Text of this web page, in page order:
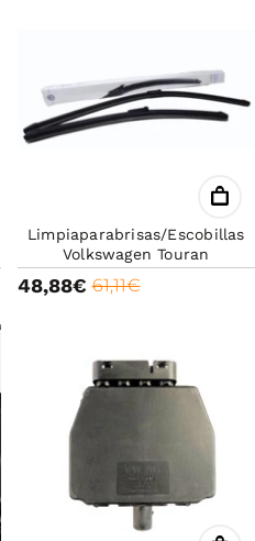
Limpiaparabrisas/Escobillas
Volkswagen Touran
61,11€
48,88€